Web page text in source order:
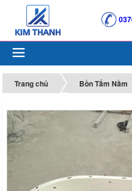
Trang chủ Bồn Tắm Nằm